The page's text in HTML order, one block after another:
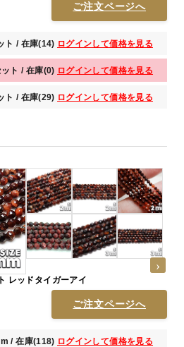
ご注文ページへ
ト / 在庫(14) ログインして価格を見る
ト / 在庫(0) ログインして価格を見る
ト / 在庫(29) ログインして価格を見る
レッドタイガーアイ
ご注文ページへ
/ 在庫(118) ログインして価格を見る